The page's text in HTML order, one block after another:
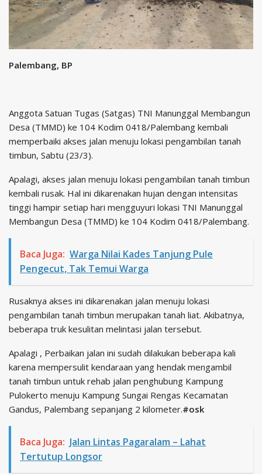
Palembang, BP
Anggota Satuan Tugas (Satgas) TNI Manunggal Membangun
Desa (TMMD) ke 104 Kodim 0418/Palembang kembali
memperbaiki akses jalan menuju lokasi pengambilan tanah
timbun, Sabtu (23/3).
Apalagi, akses jalan menuju lokasi pengambilan tanah timbun
kembali rusak. Hal ini dikarenakan hujan dengan intensitas
tinggi hampir setiap hari mengguyuri lokasi TNI Manunggal
Membangun Desa (TMMD) ke 104 Kodim 0418/Palembang.
Baca Juga: Warga Nilai Kades Tanjung Pule
Pengecut, Tak Temui Warga
Rusaknya akses ini dikarenakan jalan menuju lokasi
pengambilan tanah timbun merupakan tanah liat. Akibatnya,
beberapa truk kesulitan melintasi jalan tersebut.
Apalagi , Perbaikan jalan ini sudah dilakukan beberapa kali
karena mempersulit kendaraan yang hendak mengambil
tanah timbun untuk rehab jalan penghubung Kampung
Pulokerto menuju Kampung Sungai Rengas Kecamatan
Gandus, Palembang sepanjang 2 kilometer.#osk
Baca Juga: Jalan Lintas Pagaralam – Lahat
Tertutup Longsor